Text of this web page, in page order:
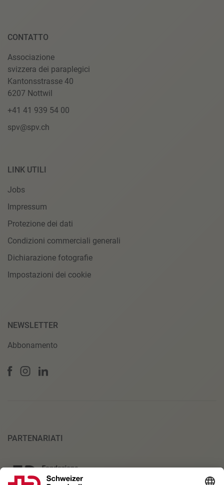
CONTATTO
Associazione
svizzera dei paraplegici
Kantonsstrasse 40
6207 Nottwil
+41 41 939 54 00
spv@spv.ch
LINK UTILI
Jobs
Impressum
Protezione dei dati
Condizioni commerciali generali
Dichiarazione fotografie
Impostazioni dei cookie
NEWSLETTER
Abbonamento
PARTENARIATI